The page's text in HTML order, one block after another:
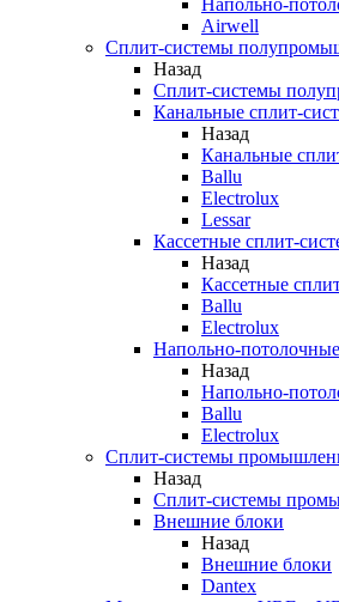
Напольно-
Airwell
Сплит-системы
Назад
Сплит-системы
Канальные сплит-
Назад
Канальные
Ballu
Electrolux
Lessar
Кассетные сплит-
Назад
Кассетные
Ballu
Electrolux
Напольно-
Назад
Напольно-
Ballu
Electrolux
Сплит-системы
Назад
Сплит-системы
Внешние блоки
Назад
Внешние блоки
Dantex